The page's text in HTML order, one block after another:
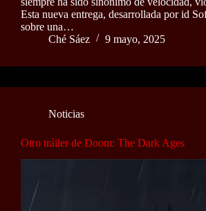
Esta nueva entrega, desarrollada por id
sobre una…
Ché Sáez
9 mayo, 2025
Noticias
Otro tráiler de Doom: The Dark Ages